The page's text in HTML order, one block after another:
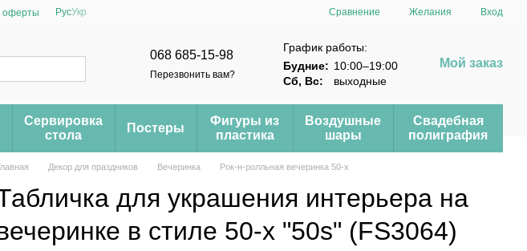
оферты РусУкр Сравнение Желания Вход
068 685-15-98
Перезвонить вам?
График работы:
Будние: 10:00–19:00
Сб, Вс:
выходные
Мой заказ
Сервировка
стола
Постеры
Фигуры из
пластика
Воздушные
шары
Свадебная
полиграфия
Декор для праздников Вечеринка Рок-н-ролльная вечеринка 50-х
для украшения интерьера на
в стиле 50-х "50s" (FS3064)